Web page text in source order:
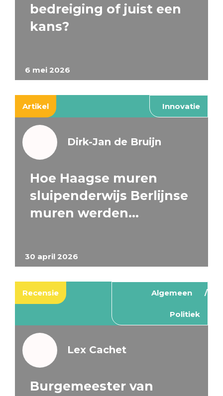
6 mei 2026
bedreiging of juist een
kans?
Artikel Innovatie
30 april 2026
Dirk-Jan de Bruijn
Hoe Haagse muren
sluipenderwijs Berlijnse
muren werden…
Recensie Algemeen
Politiek
Lex Cachet
Burgemeester van